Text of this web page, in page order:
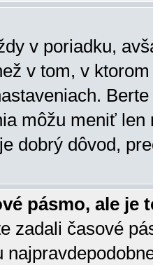
v poriadku,
v tom, v
môžu meniť
dobrý dôvod,
pásmo, ale je
zadali časové